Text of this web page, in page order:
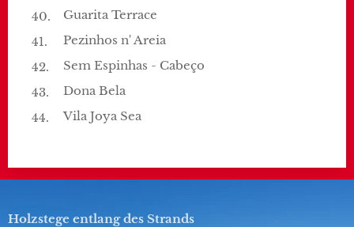
Guarita Terrace
Pezinhos n' Areia
Sem Espinhas - Cabeço
Dona Bela
Vila Joya Sea
Holzstege entlang des Strands